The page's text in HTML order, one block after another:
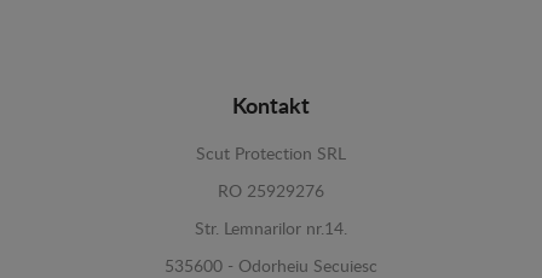
Kontakt
Scut Protection SRL
RO 25929276
Str. Lemnarilor nr.14.
535600 - Odorheiu Secuiesc